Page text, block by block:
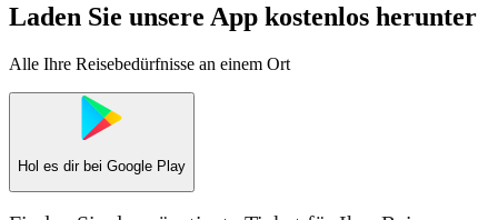
Laden Sie unsere App kostenlos herunter
Alle Ihre Reisebedürfnisse an einem Ort
Hol es dir bei Google Play